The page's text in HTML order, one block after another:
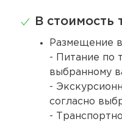
В стоимость
Размещение
- Питание по
выбранному
-
согласно
-